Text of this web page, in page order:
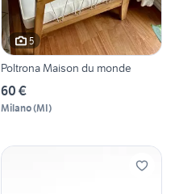
5
Poltrona Maison du monde
60 €
Milano(MI)